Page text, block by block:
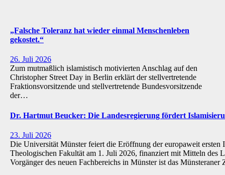
„Falsche Toleranz hat wieder einmal Menschenleben
gekostet.“
26. Juli 2026
Zum mutmaßlich islamistisch motivierten Anschlag auf den
Christopher Street Day in Berlin erklärt der stellvertretende
Fraktionsvorsitzende und stellvertretende Bundesvorsitzende
der…
Dr. Hartmut Beucker: Die Landesregierung fördert
23. Juli 2026
Die Universität Münster feiert die Eröffnung der europaweit ersten
Theologischen Fakultät am 1. Juli 2026, finanziert mit Mitteln des
Vorgänger des neuen Fachbereichs in Münster ist das